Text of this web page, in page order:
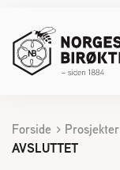
Kontakt oss
Forside Prosjekter
AVSLUTTET